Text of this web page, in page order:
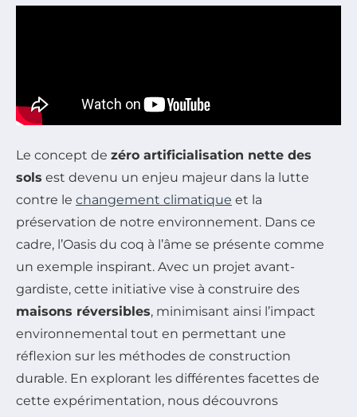
Le concept de zéro artificialisation nette des
sols est devenu un enjeu majeur dans la lutte
contre le changement climatique et la
préservation de notre environnement. Dans ce
cadre, l’Oasis du coq à l’âme se présente comme
un exemple inspirant. Avec un projet avant-
gardiste, cette initiative vise à construire des
maisons réversibles, minimisant ainsi l’impact
environnemental tout en permettant une
réflexion sur les méthodes de construction
durable. En explorant les différentes facettes de
cette expérimentation, nous découvrons